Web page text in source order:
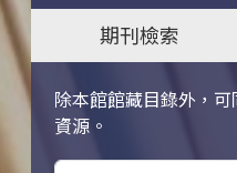
期刊檢索
除本館館藏目錄外，
資源。
關鍵字搜尋